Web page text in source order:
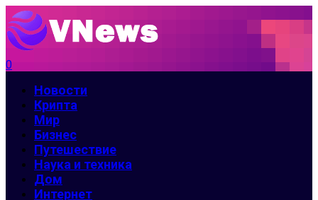
0
Новости
Крипта
Мир
Бизнес
Путешествие
Наука и техника
Дом
Интернет